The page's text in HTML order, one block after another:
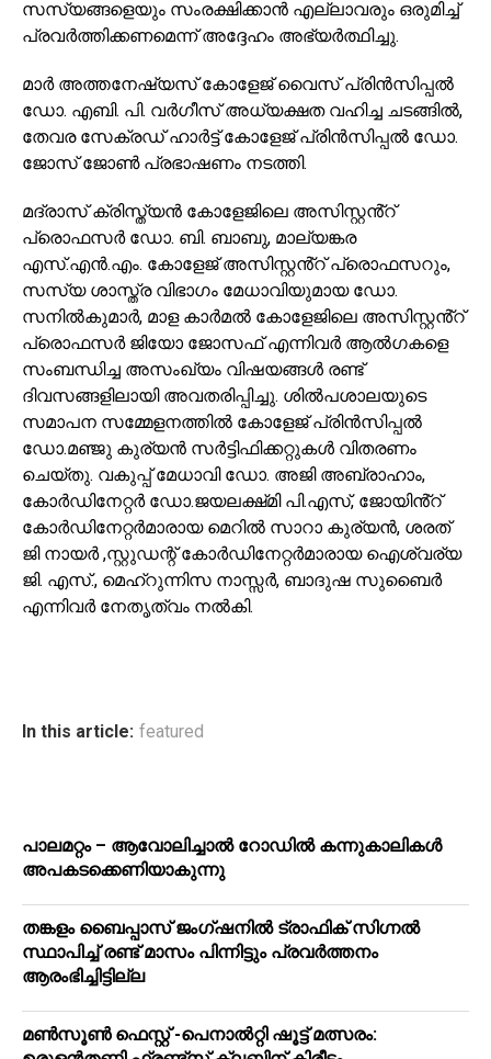
സസ്യങ്ങളെയും സംരക്ഷിക്കാൻ എല്ലാവരും ഒരുമിച്ച്
പ്രവർത്തിക്കണമെന്ന് അദ്ദേഹം അഭ്യർത്ഥിച്ചു.
മാർ അത്തനേഷ്യസ് കോളേജ് വൈസ് പ്രിൻസിപ്പൽ
ഡോ. എബി. പി. വർഗീസ് അധ്യക്ഷത വഹിച്ച ചടങ്ങിൽ,
തേവര സേക്രഡ് ഹാർട്ട് കോളേജ് പ്രിൻസിപ്പൽ ഡോ.
ജോസ് ജോൺ പ്രഭാഷണം നടത്തി.
മദ്രാസ് ക്രിസ്ത്യൻ കോളേജിലെ അസിസ്റ്റൻ്റ്
പ്രൊഫസർ ഡോ. ബി. ബാബു, മാല്യങ്കര
എസ്.എൻ.എം. കോളേജ് അസിസ്റ്റൻ്റ് പ്രൊഫസറും,
സസ്യ ശാസ്ത്ര വിഭാഗം മേധാവിയുമായ ഡോ.
സനിൽകുമാർ, മാള കാർമൽ കോളേജിലെ അസിസ്റ്റൻ്റ്
പ്രൊഫസർ ജിയോ ജോസഫ് എന്നിവർ ആൽഗകളെ
സംബന്ധിച്ച അസംഖ്യം വിഷയങ്ങൾ രണ്ട്
ദിവസങ്ങളിലായി അവതരിപ്പിച്ചു. ശിൽപശാലയുടെ
സമാപന സമ്മേളനത്തിൽ കോളേജ് പ്രിൻസിപ്പൽ
ഡോ.മഞ്ജു കുര്യൻ സർട്ടിഫിക്കറ്റുകൾ വിതരണം
ചെയ്‌തു. വകുപ്പ് മേധാവി ഡോ. അജി അബ്രാഹാം,
കോർഡിനേറ്റർ ഡോ.ജയലക്ഷ്‌മി പി.എസ്, ജോയിൻ്റ്
കോർഡിനേറ്റർമാരായ മെറിൽ സാറാ കുര്യൻ, ശരത്
ജി നായർ ,സ്റ്റുഡന്റ് കോർഡിനേറ്റർമാരായ ഐശ്വര്യ
ജി. എസ്., മെഹ്റുന്നിസ നാസ്സർ, ബാദുഷ സുബൈർ
എന്നിവർ നേതൃത്വം നൽകി.
In this article: featured
പാലമറ്റം – ആവോലിച്ചാൽ റോഡിൽ കന്നുകാലികൾ
അപകടക്കെണിയാകുന്നു
തങ്കളം ബൈപ്പാസ് ജംഗ്ഷനിൽ ട്രാഫിക് സിഗ്നല്‍
സ്ഥാപിച്ച് രണ്ട് മാസം പിന്നിട്ടും പ്രവർത്തനം
ആരംഭിച്ചിട്ടില്ല
മൺസൂൺ ഫെസ്റ്റ് -പെനാൽറ്റി ഷൂട്ട് മത്സരം: